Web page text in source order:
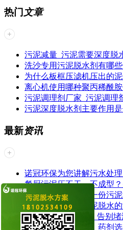
热门 文章
污泥减量_污泥需要深度脱
洗沙专用污泥脱水剂有哪
为什么板框压滤机压出的
离心机使用哪种聚丙稀酰
污泥调理剂厂家_污泥调理
污泥深度脱水剂主要作用
最新资讯
诺冠环保为您讲解污水处
餐厨污泥压不干、不成型
我们的专注：让每一份污
药剂，才是印染污泥脱水的
板框脱水“芯”革命：告别
养殖污泥板框脱水，药剂